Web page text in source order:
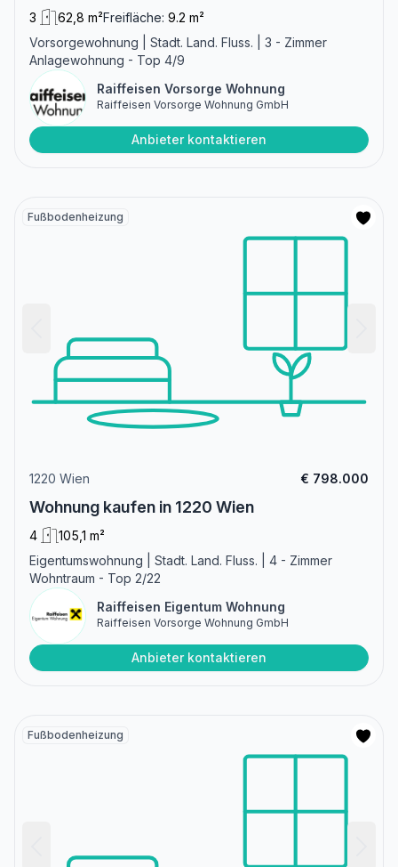
3 62,8 m²Freifläche: 9.2 m²
Vorsorgewohnung | Stadt. Land. Fluss. | 3 - Zimmer
Anlagewohnung - Top 4/9
Raiffeisen Vorsorge Wohnung
Raiffeisen Vorsorge Wohnung GmbH
Anbieter kontaktieren
Fußbodenheizung
1220 Wien € 798.000
Wohnung kaufen in 1220 Wien
4
105,1 m²
Eigentumswohnung | Stadt. Land. Fluss. | 4 - Zimmer
Wohntraum - Top 2/22
Raiffeisen Eigentum Wohnung
Raiffeisen Vorsorge Wohnung GmbH
Anbieter kontaktieren
Fußbodenheizung